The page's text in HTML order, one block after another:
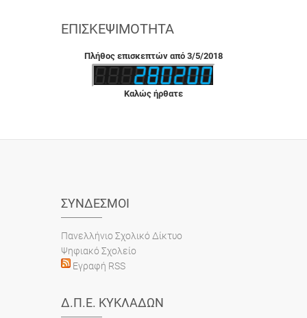
ΕΠΙΣΚΕΨΙΜΌΤΗΤΑ
Πλήθος επισκεπτών από 3/5/2018
Καλώς ήρθατε
ΣΎΝΔΕΣΜΟΙ
Πανελλήνιο Σχολικό Δίκτυο
Ψηφιακό Σχολείο
Εγραφή RSS
Δ.Π.Ε. ΚΥΚΛΆΔΩΝ